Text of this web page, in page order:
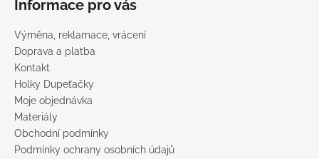
Informace pro vás
Výměna, reklamace, vrácení
Doprava a platba
Kontakt
Holky Dupeťačky
Moje objednávka
Materiály
Obchodní podmínky
Podmínky ochrany osobních údajů